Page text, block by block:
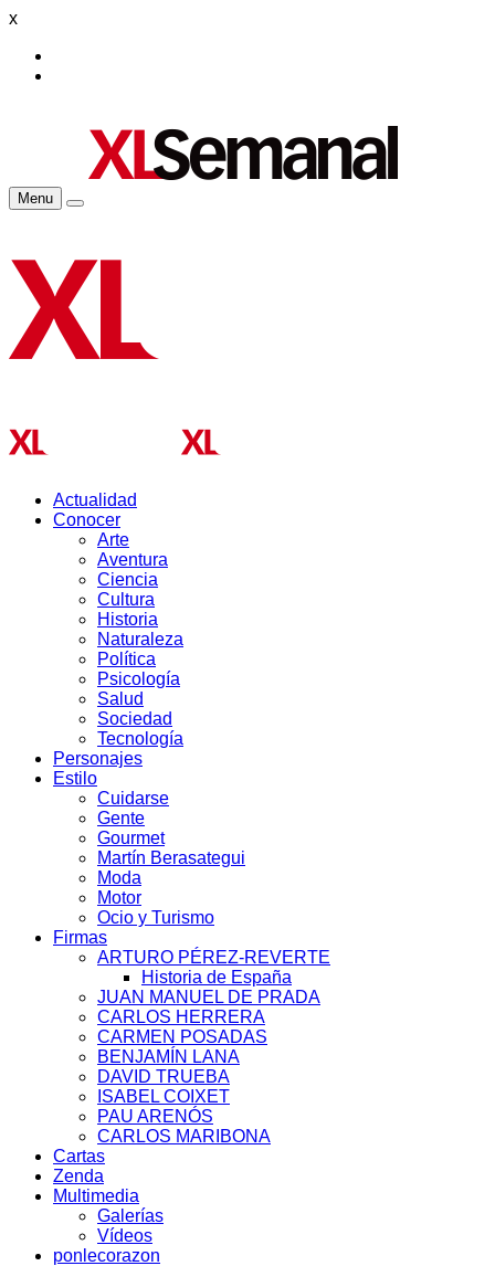
x
Menu
Actualidad
Conocer
Arte
Aventura
Ciencia
Cultura
Historia
Naturaleza
Política
Psicología
Salud
Sociedad
Tecnología
Personajes
Estilo
Cuidarse
Gente
Gourmet
Martín Berasategui
Moda
Motor
Ocio y Turismo
Firmas
ARTURO PÉREZ-REVERTE
Historia de España
JUAN MANUEL DE PRADA
CARLOS HERRERA
CARMEN POSADAS
BENJAMÍN LANA
DAVID TRUEBA
ISABEL COIXET
PAU ARENÓS
CARLOS MARIBONA
Cartas
Zenda
Multimedia
Galerías
Vídeos
ponlecorazon